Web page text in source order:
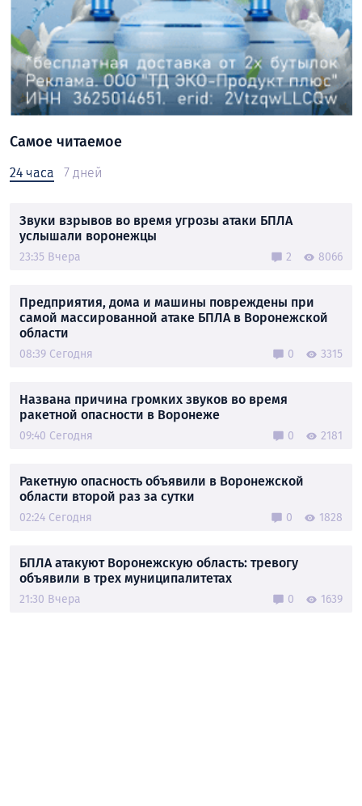
Самое читаемое
24 часа 7 дней
Звуки взрывов во время угрозы атаки БПЛА
услышали воронежцы
23:35 Вчера 2 8066
Предприятия, дома и машины повреждены при
самой массированной атаке БПЛА в Воронежской
области
08:39 Сегодня 0 3315
Названа причина громких звуков во время
ракетной опасности в Воронеже
09:40 Сегодня 0 2181
Ракетную опасность объявили в Воронежской
области второй раз за сутки
02:24 Сегодня 0 1828
БПЛА атакуют Воронежскую область: тревогу
объявили в трех муниципалитетах
21:30 Вчера 0 1639